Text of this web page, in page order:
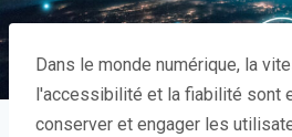
Dans le monde numérique, la
l'accessibilité et la fiabilité sont
conserver et engager les